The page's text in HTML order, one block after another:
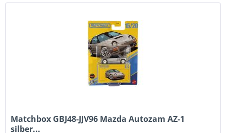
Matchbox GBJ48-JJV96 Mazda Autozam AZ-1
silber...